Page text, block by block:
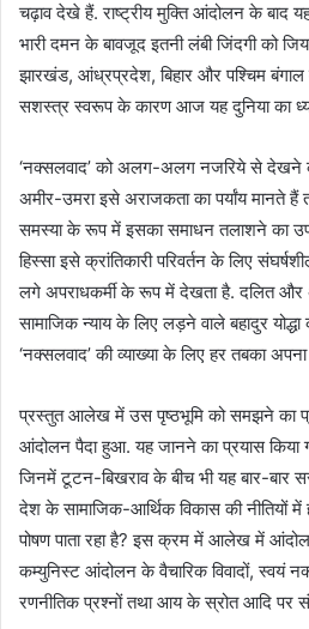
चढ़ाव देखे हैं. राष्ट्रीय मुक्ति आंदोलन के बाद
भारी दमन के बावजूद इतनी लंबी जिंदगी को
झारखंड, आंध्रप्रदेश, बिहार और पश्चिम बंगाल
सशस्त्र स्वरूप के कारण आज यह दुनिया का
‘नक्सलवाद’ को अलग-अलग नजरिये से देखने
अमीर-उमरा इसे अराजकता का पर्यांय मानते
समस्या के रूप में इसका समाधन तलाशने का
हिस्सा इसे क्रांतिकारी परिवर्तन के लिए
लगे अपराधकर्मी के रूप में देखता है. दलित और
सामाजिक न्याय के लिए लड़ने वाले बहादुर
‘नक्सलवाद’ की व्याख्या के लिए हर तबका
प्रस्तुत आलेख में उस पृष्ठभूमि को समझने का
आंदोलन पैदा हुआ. यह जानने का प्रयास किया
जिनमें टूटन-बिखराव के बीच भी यह बार-बार
देश के सामाजिक-आर्थिक विकास की नीतियों में
पोषण पाता रहा है? इस क्रम में आलेख में
कम्युनिस्ट आंदोलन के वैचारिक विवादों, स्वयं
रणनीतिक प्रश्नों तथा आय के स्रोत आदि पर